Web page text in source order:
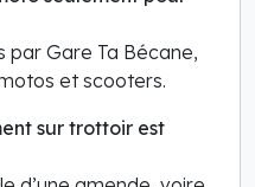
par Gare Ta Bécane,
et scooters.
sur trottoir est